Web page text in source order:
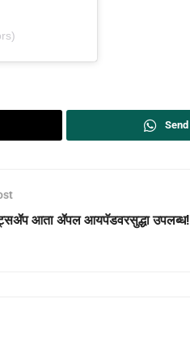
Send
आता ॲपल आयपॅडवरसुद्धा उपलब्ध!